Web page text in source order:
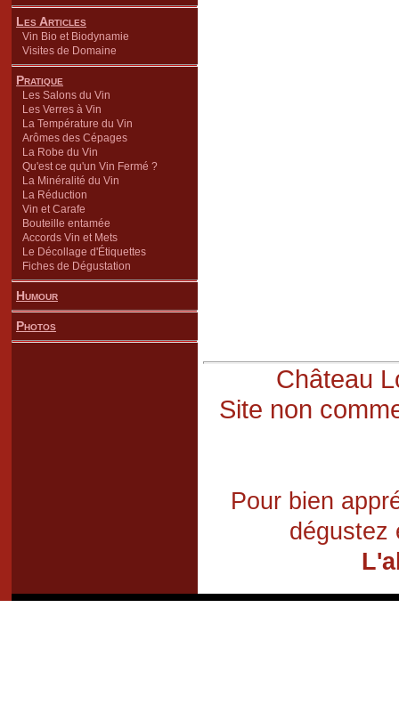
Les Articles
Vin Bio et Biodynamie
Visites de Domaine
Pratique
Les Salons du Vin
Les Verres à Vin
La Température du Vin
Arômes des Cépages
La Robe du Vin
Qu'est ce qu'un Vin Fermé ?
La Minéralité du Vin
La Réduction
Vin et Carafe
Bouteille entamée
Accords Vin et Mets
Le Décollage d'Étiquettes
Fiches de Dégustation
Humour
Photos
Château
Site non
Pour bien
dégustez